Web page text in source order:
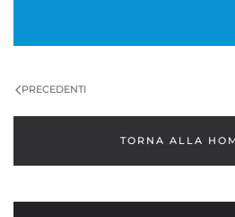
PRECEDENTI
TORNA ALLA